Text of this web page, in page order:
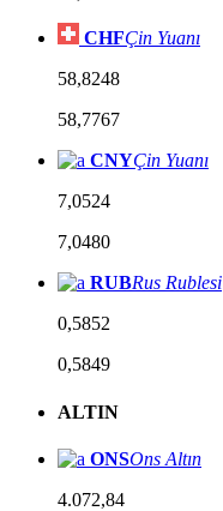
CHFÇin Yuanı
58,8248
58,7767
CNYÇin Yuanı
7,0524
7,0480
RUBRus Rublesi
0,5852
0,5849
ALTIN
ONSOns Altın
4.072,84